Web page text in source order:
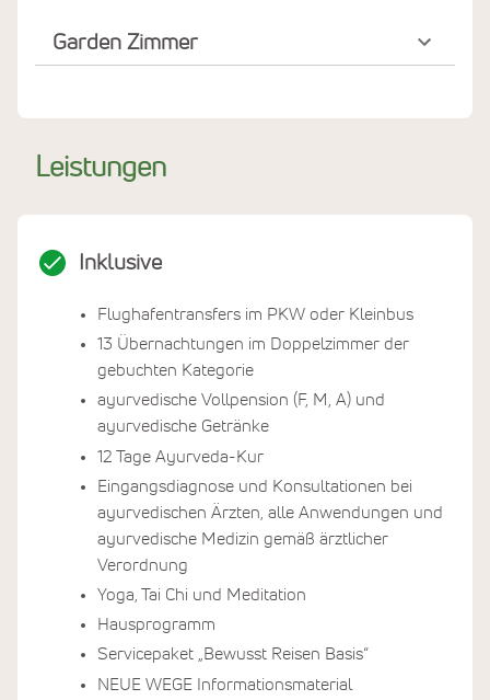
Garden Zimmer
Leistungen
Inklusive
Flughafentransfers im PKW oder Kleinbus
13 Übernachtungen im Doppelzimmer der
gebuchten Kategorie
ayurvedische Vollpension (F, M, A) und
ayurvedische Getränke
12 Tage Ayurveda-Kur
Eingangsdiagnose und Konsultationen bei
ayurvedischen Ärzten, alle Anwendungen und
ayurvedische Medizin gemäß ärztlicher
Verordnung
Yoga, Tai Chi und Meditation
Hausprogramm
Servicepaket „Bewusst Reisen Basis“
NEUE WEGE Informationsmaterial